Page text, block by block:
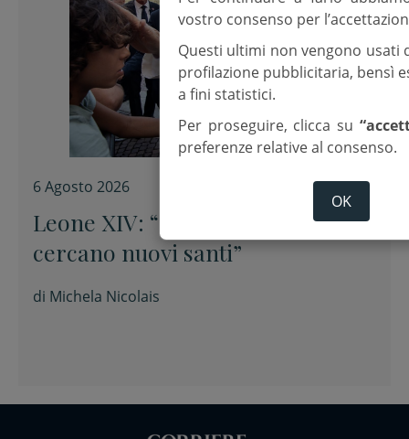
6 Agosto 2026
Leone XIV: “L’Europa e il mondo
cercano nuovi santi”
di Michela Nicolais
vostro consenso per
Questi ultimi non vengono usati
profilazione pubblicitaria, bensì
a fini statistici.
Per proseguire, clicca su
preferenze relative al consenso.
OK